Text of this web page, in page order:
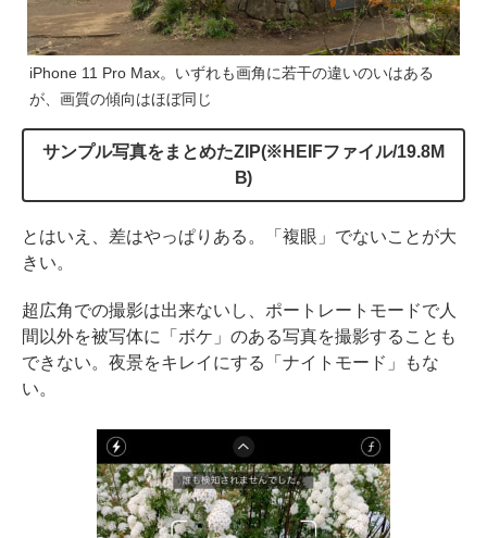
iPhone 11 Pro Max。いずれも画角に若干の違いのいはある
が、画質の傾向はほぼ同じ
サンプル写真をまとめたZIP(※HEIFファイル/19.8M
B)
とはいえ、差はやっぱりある。「複眼」でないことが大
きい。
超広角での撮影は出来ないし、ポートレートモードで人
間以外を被写体に「ボケ」のある写真を撮影することも
できない。夜景をキレイにする「ナイトモード」もな
い。